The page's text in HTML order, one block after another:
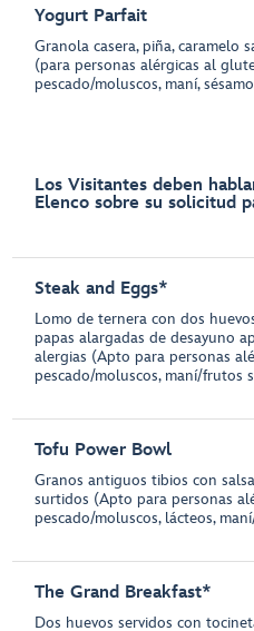
Yogurt Parfait
Granola casera, piña, caramelo
(para personas alérgicas al
pescado/moluscos, maní,
Los Visitantes deben
Elenco sobre su solicitud
Steak and Eggs*
Lomo de ternera con dos
papas alargadas de desayuno
alergias (Apto para personas
pescado/moluscos, maní/frutos
Tofu Power Bowl
Granos antiguos tibios con
surtidos (Apto para personas
pescado/moluscos, lácteos,
The Grand Breakfast*
Dos huevos servidos con